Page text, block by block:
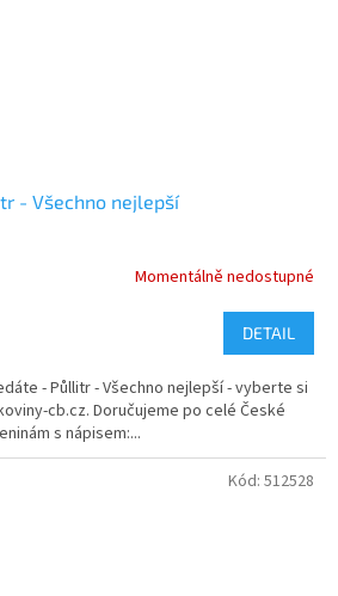
- Všechno nejlepší
Momentálně nedostupné
DETAIL
- Půllitr - Všechno nejlepší - vyberte si
cb.cz. Doručujeme po celé České
s nápisem:...
Kód: 512528